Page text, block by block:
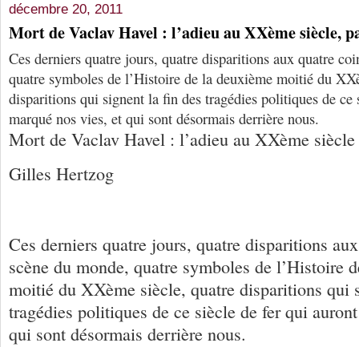
décembre 20, 2011
Mort de Vaclav Havel : l’adieu au XXème siècle,
Ces derniers quatre jours, quatre disparitions aux quatre
quatre symboles de l’Histoire de la deuxième moitié du
disparitions qui signent la fin des tragédies politiques de
marqué nos vies, et qui sont désormais derrière nous.
Mort de Vaclav Havel : l’adieu au XXème siècle
Gilles Hertzog
Ces derniers quatre jours, quatre disparitions
scène du monde, quatre symboles de l’Histoire
moitié du XXème siècle, quatre disparitions qui
tragédies politiques de ce siècle de fer qui
qui sont désormais derrière nous.